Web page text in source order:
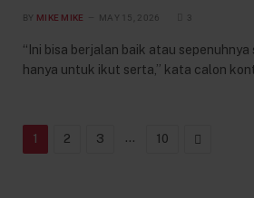
BY MIKE MIKE MAY 15, 2026 3
“Ini bisa berjalan baik atau sepenuhnya
hanya untuk ikut serta,” kata calon
1 2 3 … 10 Next